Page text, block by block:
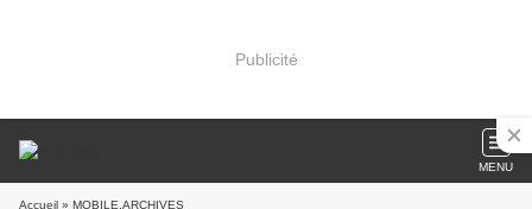
Publicité
MENU
Accueil » MOBILE.ARCHIVES